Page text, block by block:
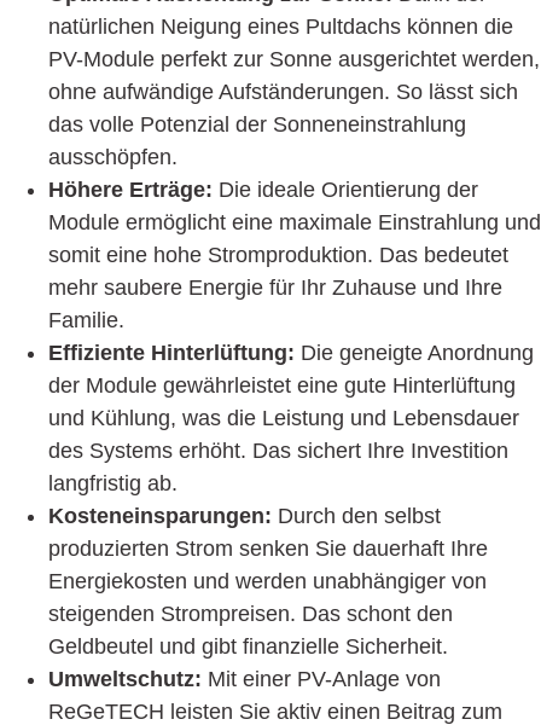
natürlichen Neigung eines Pultdachs können die
PV-Module perfekt zur Sonne ausgerichtet werden,
ohne aufwändige Aufständerungen. So lässt sich
das volle Potenzial der Sonneneinstrahlung
ausschöpfen.
Höhere Erträge: Die ideale Orientierung der
Module ermöglicht eine maximale Einstrahlung und
somit eine hohe Stromproduktion. Das bedeutet
mehr saubere Energie für Ihr Zuhause und Ihre
Familie.
Effiziente Hinterlüftung: Die geneigte Anordnung
der Module gewährleistet eine gute Hinterlüftung
und Kühlung, was die Leistung und Lebensdauer
des Systems erhöht. Das sichert Ihre Investition
langfristig ab.
Kosteneinsparungen: Durch den selbst
produzierten Strom senken Sie dauerhaft Ihre
Energiekosten und werden unabhängiger von
steigenden Strompreisen. Das schont den
Geldbeutel und gibt finanzielle Sicherheit.
Umweltschutz: Mit einer PV-Anlage von
ReGeTECH leisten Sie aktiv einen Beitrag zum